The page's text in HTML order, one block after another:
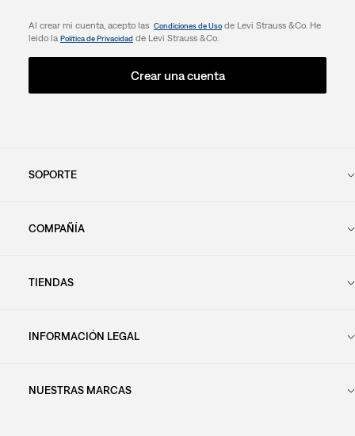
Al crear mi cuenta, acepto las Condiciones de Usode Levi Strauss &Co. He
leido la Política de Privacidad de Levi Strauss &Co.
Crear una cuenta
SOPORTE
COMPAÑÍA
TIENDAS
INFORMACIÓN LEGAL
NUESTRAS MARCAS